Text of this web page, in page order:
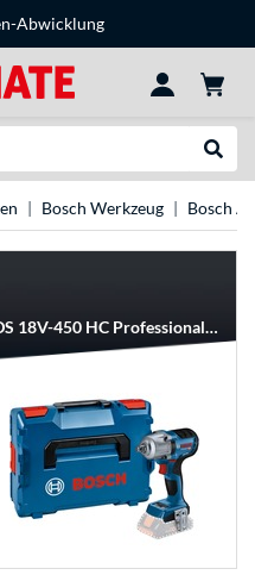
Abwicklung
Bosch Werkzeug Bosch
Bosch Akku-Schlagschrauber GDS 18V-450 HC Professional solo, 18Volt